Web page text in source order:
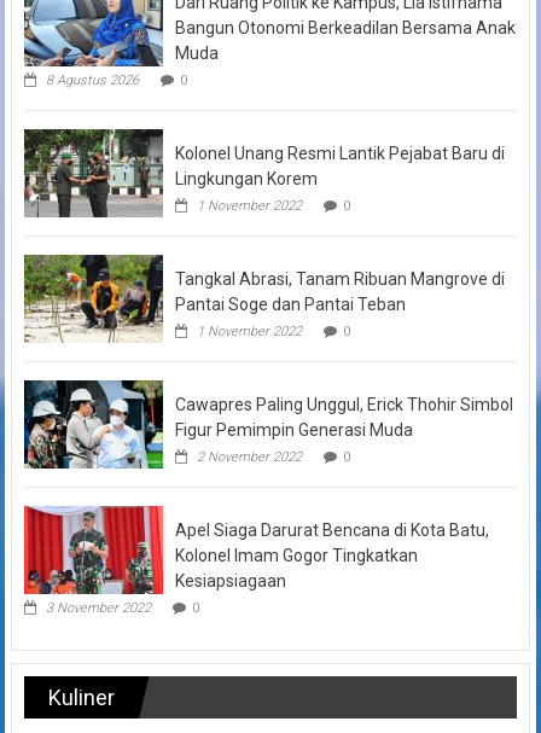
Bangun Otonomi Berkeadilan Bersama Anak
Muda
8 Agustus 2026 0
Kolonel Unang Resmi Lantik Pejabat Baru di
Lingkungan Korem
1 November 2022 0
Tangkal Abrasi, Tanam Ribuan Mangrove di
Pantai Soge dan Pantai Teban
1 November 2022 0
Cawapres Paling Unggul, Erick Thohir Simbol
Figur Pemimpin Generasi Muda
2 November 2022 0
Apel Siaga Darurat Bencana di Kota Batu,
Kolonel Imam Gogor Tingkatkan
Kesiapsiagaan
3 November 2022 0
Kuliner